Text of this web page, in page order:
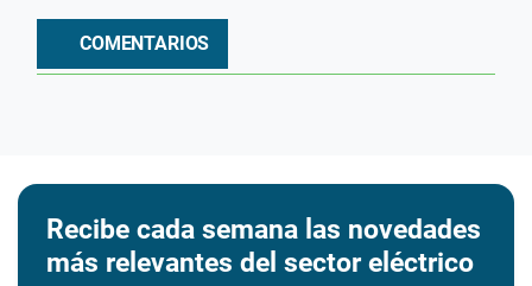
COMENTARIOS
Recibe cada semana las novedades
más relevantes del sector eléctrico